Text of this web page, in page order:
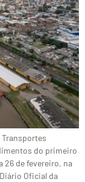
Transportes
do primeiro
26 de fevereiro, na
Oficial da